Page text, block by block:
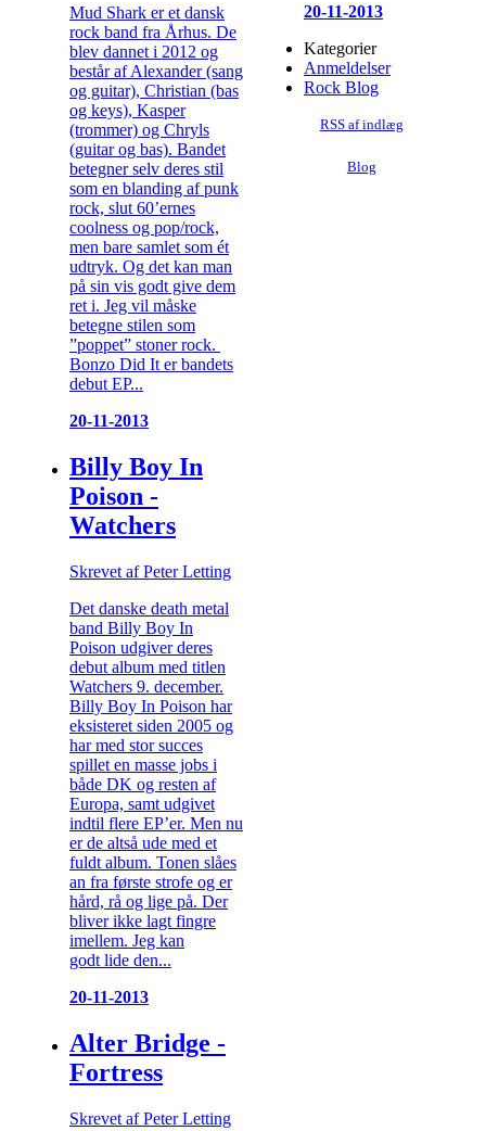
Mud Shark er et dansk
rock band fra Århus. De
blev dannet i 2012 og
består af Alexander (sang
og guitar), Christian (bas
og keys), Kasper
(trommer) og Chryls
(guitar og bas). Bandet
betegner selv deres stil
som en blanding af punk
rock, slut 60’ernes
coolness og pop/rock,
men bare samlet som ét
udtryk. Og det kan man
på sin vis godt give dem
ret i. Jeg vil måske
betegne stilen som
”poppet” stoner rock.
Bonzo Did It er bandets
debut EP...
20-11-2013
Billy Boy In
Poison -
Watchers
Skrevet af Peter Letting
Det danske death metal
band Billy Boy In
Poison udgiver deres
debut album med titlen
Watchers 9. december.
Billy Boy In Poison har
eksisteret siden 2005 og
har med stor succes
spillet en masse jobs i
både DK og resten af
Europa, samt udgivet
indtil flere EP’er. Men nu
er de altså ude med et
fuldt album. Tonen slåes
an fra første strofe og er
hård, rå og lige på. Der
bliver ikke lagt fingre
imellem. Jeg kan
godt lide den...
20-11-2013
Alter Bridge -
Fortress
Skrevet af Peter Letting
20-11-2013
Kategorier
Anmeldelser
Rock Blog
RSS af indlæg
Blog